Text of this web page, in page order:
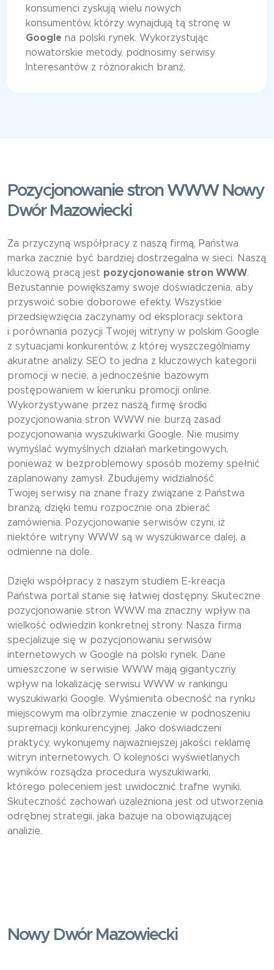
konsumenci zyskują wielu nowych
konsumentów, którzy wynajdują tą stronę w
Google na polski rynek. Wykorzystując
nowatorskie metody, podnosimy serwisy
Interesantów z różnorakich branż.
Pozycjonowanie stron WWW Nowy
Dwór Mazowiecki
Za przyczyną współpracy z naszą firmą, Państwa
marka zacznie być bardziej dostrzegalna w sieci. Naszą
kluczową pracą jest pozycjonowanie stron WWW.
Bezustannie powiększamy swoje doświadczenia, aby
przyswoić sobie doborowe efekty. Wszystkie
przedsięwzięcia zaczynamy od eksploracji sektora
i porównania pozycji Twojej witryny w polskim Google
z sytuacjami konkurentów, z której wyszczególniamy
akuratne analizy. SEO to jedna z kluczowych kategorii
promocji w necie, a jednocześnie bazowym
postępowaniem w kierunku promocji online.
Wykorzystywane przez naszą firmę środki
pozycjonowania stron WWW nie burzą zasad
pozycjonowania wyszukiwarki Google. Nie musimy
wymyślać wymyślnych działań marketingowych,
ponieważ w bezproblemowy sposób możemy spełnić
zaplanowany zamysł. Zbudujemy widzialność
Twojej serwisy na znane frazy związane z Państwa
branżą, dzięki temu rozpocznie ona zbierać
zamówienia. Pozycjonowanie serwisów czyni, iż
niektóre witryny WWW są w wyszukiwarce dalej, a
odmienne na dole.
Dzięki współpracy z naszym studiem E-kreacja
Państwa portal stanie się łatwiej dostępny. Skuteczne
pozycjonowanie stron WWW ma znaczny wpływ na
wielkość odwiedzin konkretnej strony. Nasza firma
specjalizuje się w pozycjonowaniu serwisów
internetowych w Google na polski rynek. Dane
umieszczone w serwisie WWW mają gigantyczny
wpływ na lokalizację serwisu WWW w rankingu
wyszukiwarki Google. Wyśmienita obecność na rynku
miejscowym ma olbrzymie znaczenie w podnoszeniu
supremacji konkurencyjnej. Jako doświadczeni
praktycy, wykonujemy najważniejszej jakości reklamę
witryn internetowych. O kolejności wyświetlanych
wyników rozsądza procedura wyszukiwarki,
którego poleceniem jest uwidocznić trafne wyniki.
Skuteczność zachowań uzależniona jest od utworzenia
odrębnej strategii, jaka bazuje na obowiązującej
analizie.
Nowy Dwór Mazowiecki